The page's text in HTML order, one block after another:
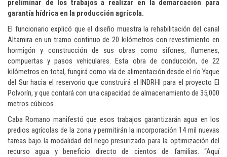
preliminar de los trabajos a realizar en la demarcación para
garantía hídrica en la producción agrícola.
El funcionario explicó que el diseño muestra la rehabilitación del canal
Altamira en un tramo continuo de 20 kilómetros con revestimiento en
hormigón y construcción de sus obras como sifones, flumenes,
compuertas y pasos vehiculares. Esta obra de conducción, de 22
kilómetros en total, fungirá como vía de alimentación desde el río Yaque
del Sur hacia el reservorio que construirá el INDRHI para el proyecto El
Polvorín, y que contará con una capacidad de almacenamiento de 35,000
metros cúbicos.
Caba Romano manifestó que esos trabajos garantizarán agua en los
predios agrícolas de la zona y permitirán la incorporación 14 mil nuevas
tareas bajo la modalidad del riego presurizado para la optimización del
recurso agua y beneficio directo de cientos de familias. “Aquí